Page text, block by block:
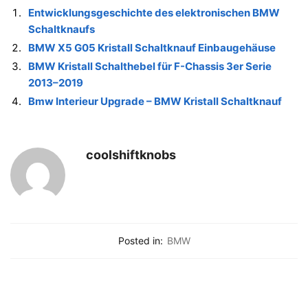
Entwicklungsgeschichte des elektronischen BMW
Schaltknaufs
BMW X5 G05 Kristall Schaltknauf Einbaugehäuse
BMW Kristall Schalthebel für F-Chassis 3er Serie
2013–2019
Bmw Interieur Upgrade – BMW Kristall Schaltknauf
coolshiftknobs
Posted in: BMW